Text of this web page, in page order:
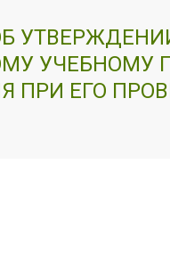
УЧЕБНОМУ
ЕГО